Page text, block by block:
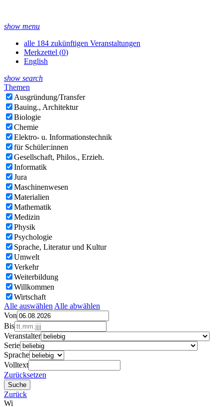
show menu
alle 184 zukünftigen Veranstaltungen
Merkzettel (0)
English
show search
Themen
Ausgründung/Transfer
Bauing., Architektur
Biologie
Chemie
Elektro- u. Informationstechnik
für Schüler:innen
Gesellschaft, Philos., Erzieh.
Informatik
Jura
Maschinenwesen
Materialien
Mathematik
Medizin
Physik
Psychologie
Sprache, Literatur und Kultur
Umwelt
Verkehr
Weiterbildung
Willkommen
Wirtschaft
Alle auswählen Alle abwählen
Von
Bis
Veranstalter
Serie
Sprache
Volltext
Zurücksetzen
Zurück
Wi